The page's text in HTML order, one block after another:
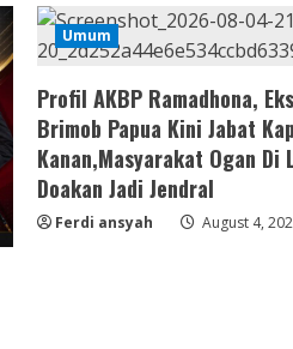
Umum
Profil AKBP Ramadhona,
Brimob Papua Kini Jabat
Kanan,Masyarakat Ogan Di
Doakan Jadi Jendral
Ferdi ansyah August 4,